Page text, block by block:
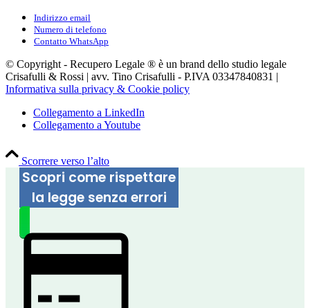
Indirizzo email
Numero di telefono
Contatto WhatsApp
© Copyright - Recupero Legale ® è un brand dello studio legale
Crisafulli & Rossi | avv. Tino Crisafulli - P.IVA 03347840831 |
Informativa sulla privacy & Cookie policy
Collegamento a LinkedIn
Collegamento a Youtube
Scorrere verso l’alto
Scopri come rispettare
la legge senza errori